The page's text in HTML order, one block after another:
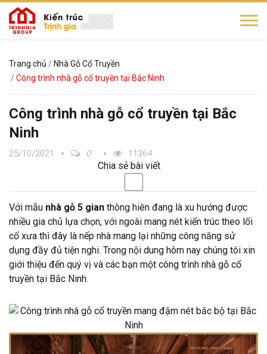
Trang chủ
Nhà Gỗ Cổ Truyền
Công trình nhà gỗ cổ truyền tại Bắc Ninh
Công trình nhà gỗ cổ truyền tại Bắc
Ninh
25/10/2021 0 11364
Chia sẻ bài viết
Với mẫu nhà gỗ 5 gian thông hiên đang là xu hướng được
nhiều gia chủ lựa chọn, với ngoài mang nét kiến trúc theo lối
cổ xưa thì đây là nếp nhà mang lại những công năng sử
dụng đầy đủ tiện nghi. Trong nội dung hôm nay chúng tôi xin
giới thiệu đến quý vị và các bạn một công trình nhà gỗ cổ
truyền tại Bắc Ninh.